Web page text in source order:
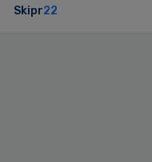
Skipr22